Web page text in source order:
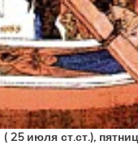
( 25 июля ст.ст.),